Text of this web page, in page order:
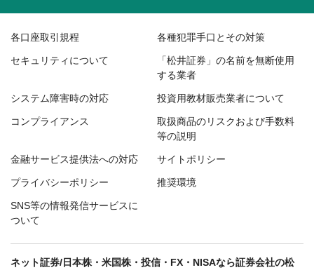
各口座取引規程 各種犯罪手口とその対策
セキュリティについて
「松井証券」の名前を無断使用
する業者
システム障害時の対応 投資用教材販売業者について
コンプライアンス
取扱商品のリスクおよび手数料
等の説明
金融サービス提供法への対応 サイトポリシー
プライバシーポリシー 推奨環境
SNS等の情報発信サービスに
ついて
ネット証券/日本株・米国株・投信・FX・NISAなら証券会社の松